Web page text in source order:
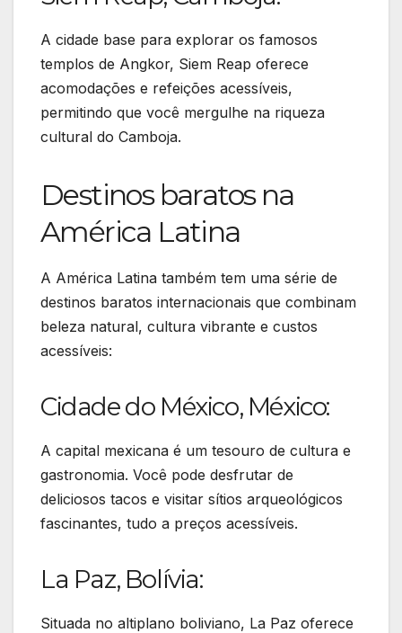
A cidade base para explorar os famosos
templos de Angkor, Siem Reap oferece
acomodações e refeições acessíveis,
permitindo que você mergulhe na riqueza
cultural do Camboja.
Destinos baratos na
América Latina
A América Latina também tem uma série de
destinos baratos internacionais que combinam
beleza natural, cultura vibrante e custos
acessíveis:
Cidade do México, México:
A capital mexicana é um tesouro de cultura e
gastronomia. Você pode desfrutar de
deliciosos tacos e visitar sítios arqueológicos
fascinantes, tudo a preços acessíveis.
La Paz, Bolívia:
Situada no altiplano boliviano, La Paz oferece